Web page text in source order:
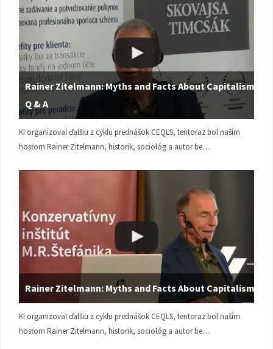
Rainer Zitelmann: Myths and Facts About Capitalism |
Q & A
KI organizoval ďalšiu z cyklu prednášok CEQLS, tentoraz bol naším
hosťom Rainer Zitelmann, historik, sociológ a autor be…
Rainer Zitelmann: Myths and Facts About Capitalism
KI organizoval ďalšiu z cyklu prednášok CEQLS, tentoraz bol naším
hosťom Rainer Zitelmann, historik, sociológ a autor be…